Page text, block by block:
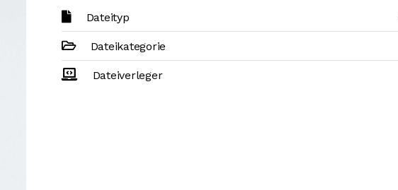
Dateityp
Dateikategorie
Dateiverleger